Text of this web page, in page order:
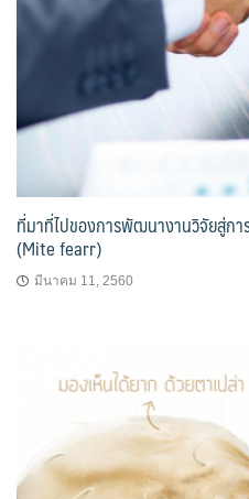
ที่มาที่ไปของการพัฒนางานวิจัยสู่ก
(Mite fearr)
มีนาคม 11, 2560